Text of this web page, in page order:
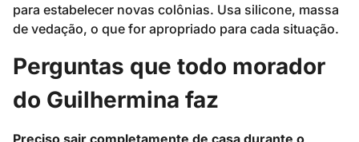
para estabelecer novas colônias. Usa silicone, massa
de vedação, o que for apropriado para cada situação.
Perguntas que todo morador
do Guilhermina faz
Preciso sair completamente de casa durante o